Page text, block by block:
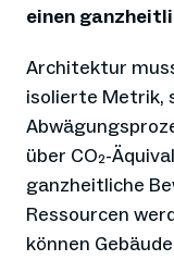
einen
Architektur
isolierte Metrik,
über CO₂-
ganzheitliche
Ressourcen
können